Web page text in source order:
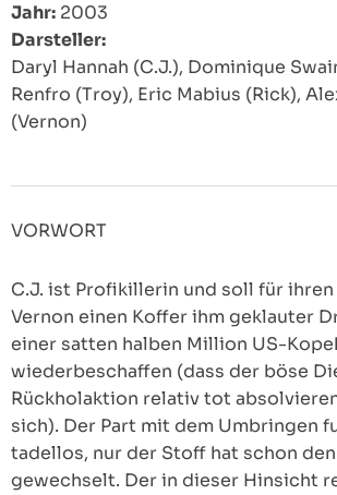
Jahr: 2003
Darsteller:
Daryl Hannah (C.J.), Dominique
Renfro (Troy), Eric Mabius (Rick),
(Vernon)
VORWORT
C.J. ist Profikillerin und soll für
Vernon einen Koffer ihm geklauter
einer satten halben Million US-
wiederbeschaffen (dass der böse
Rückholaktion relativ tot
sich). Der Part mit dem Umbringen
tadellos, nur der Stoff hat schon
gewechselt. Der in dieser Hinsicht